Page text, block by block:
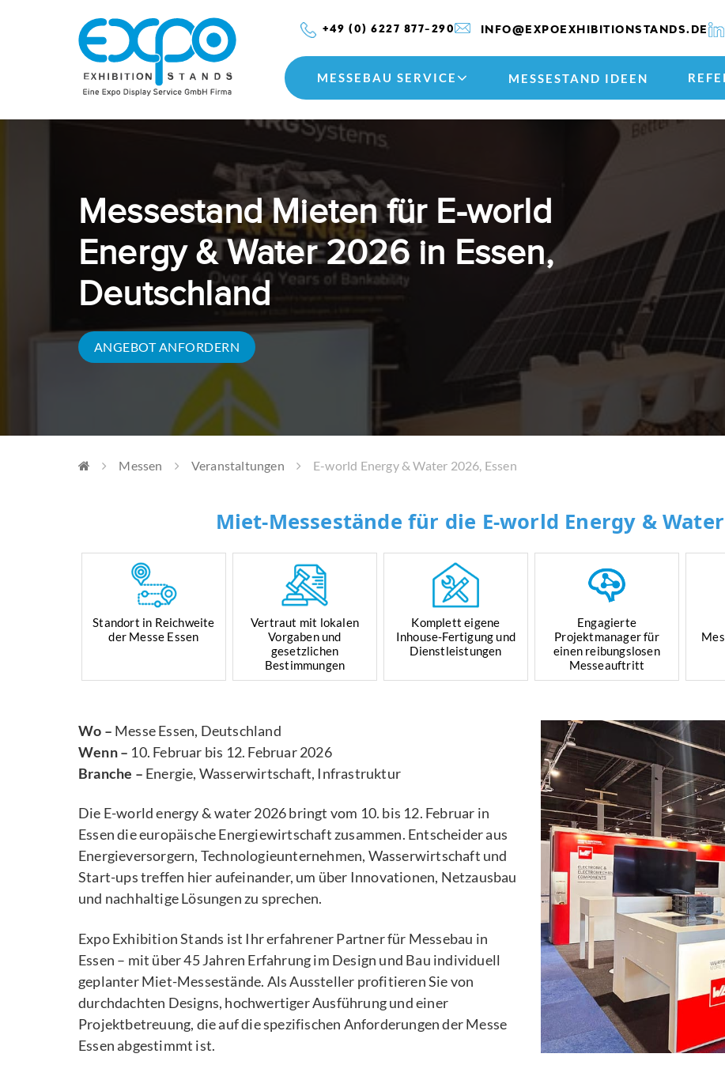
+49 (0) 6227 877-290 INFO@EXPOEXHIBITIONSTANDS.DE
MESSEBAU SERVICE MESSESTAND IDEEN
Messestand Mieten für E-world
Energy & Water 2026 in Essen,
Deutschland
ANGEBOT ANFORDERN
Messen Veranstaltungen E-world Energy & Water 2026, Essen
Miet-Messestände für die E-world Energy & Water
Standort in Reichweite
der Messe Essen
Vertraut mit lokalen
Vorgaben und
gesetzlichen
Bestimmungen
Komplett eigene
Inhouse-Fertigung und
Dienstleistungen
Engagierte
Projektmanager für
einen reibungslosen
Messeauftritt
Wo – Messe Essen, Deutschland
Wenn – 10. Februar bis 12. Februar 2026
Branche – Energie, Wasserwirtschaft, Infrastruktur
Die E-world energy & water 2026 bringt vom 10. bis 12. Februar in
Essen die europäische Energiewirtschaft zusammen. Entscheider aus
Energieversorgern, Technologieunternehmen, Wasserwirtschaft und
Start-ups treffen hier aufeinander, um über Innovationen, Netzausbau
und nachhaltige Lösungen zu sprechen.
Expo Exhibition Stands ist Ihr erfahrener Partner für Messebau in
Essen – mit über 45 Jahren Erfahrung im Design und Bau individuell
geplanter Miet-Messestände. Als Aussteller profitieren Sie von
durchdachten Designs, hochwertiger Ausführung und einer
Projektbetreuung, die auf die spezifischen Anforderungen der Messe
Essen abgestimmt ist.